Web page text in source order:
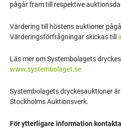
pågår fram till respektive
Värdering till höstens auktioner
Värderingsförfrågningar skickas till
Läs mer om Systembolagets
www.systembolaget.se
Systembolagets dryckesauktioner
Stockholms Auktionsverk.
För ytterligare information